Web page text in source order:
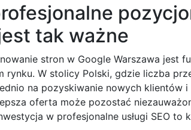
tak ważne
stron w Google Warszawa jest
rynku. W stolicy Polski, gdzie liczba
na pozyskiwanie nowych
oferta może pozostać
w profesjonalne usługi SEO to